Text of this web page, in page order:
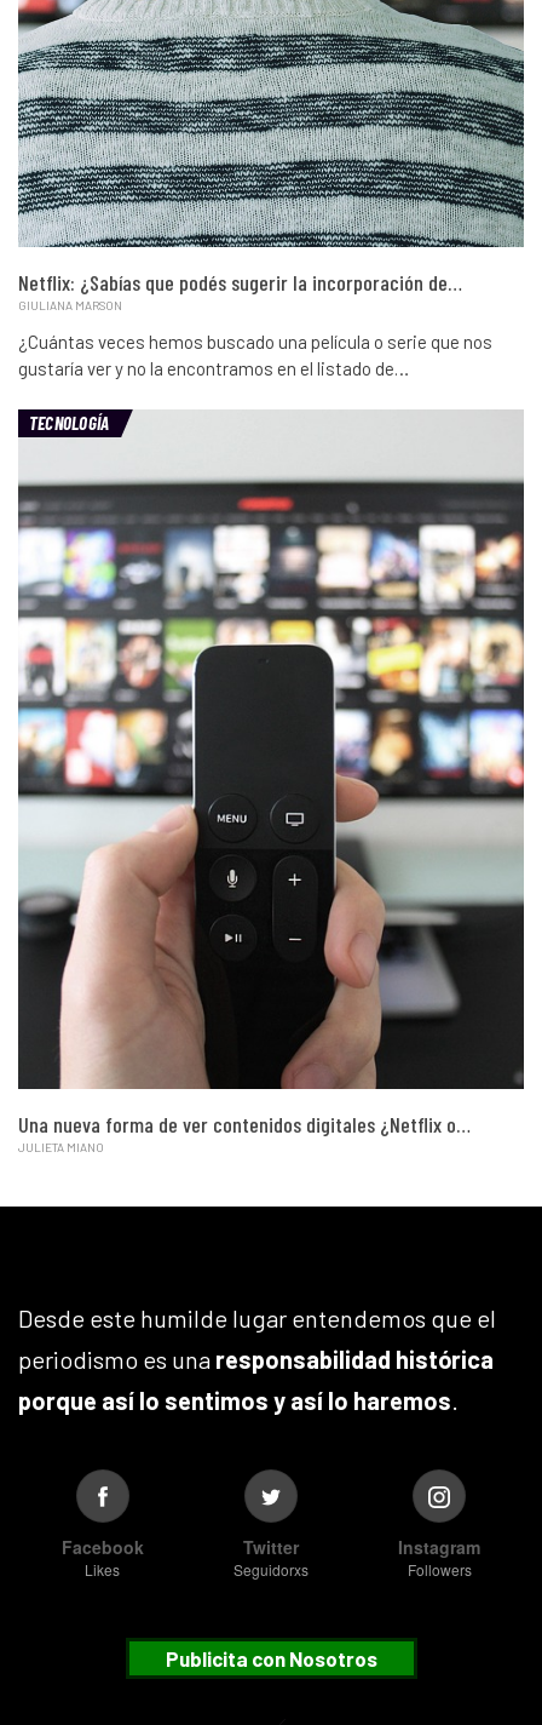
Netflix: ¿Sabías que podés sugerir la incorporación de…
GIULIANA MARSON
¿Cuántas veces hemos buscado una película o serie que nos
gustaría ver y no la encontramos en el listado de…
TECNOLOGÍA
Una nueva forma de ver contenidos digitales ¿Netflix o…
JULIETA MIANO
Desde este humilde lugar entendemos que el
periodismo es una responsabilidad histórica
porque así lo sentimos y así lo haremos
Facebook
Likes
Twitter
Seguidorxs
Instagram
Followers
Publicita con Nosotros